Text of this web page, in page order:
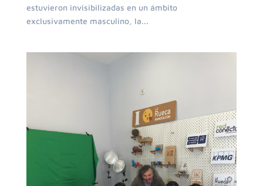
estuvieron invisibilizadas en un ámbito
exclusivamente masculino, la...